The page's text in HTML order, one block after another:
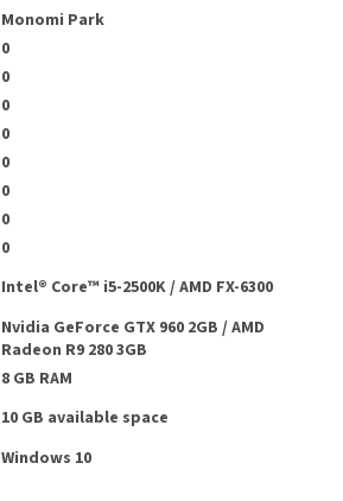
Monomi Park
0
0
0
0
0
0
0
0
Intel® Core™ i5-2500K / AMD FX-6300
Nvidia GeForce GTX 960 2GB / AMD
Radeon R9 280 3GB
8 GB RAM
10 GB available space
Windows 10